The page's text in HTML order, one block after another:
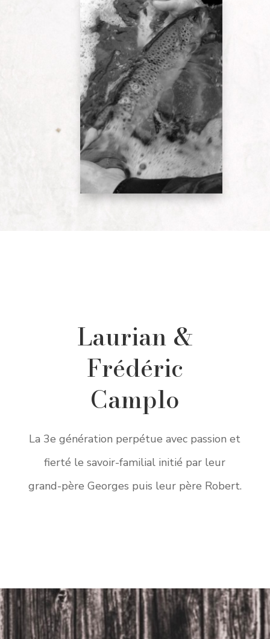
Laurian &
Frédéric
Camplo
La 3e génération perpétue avec passion et
fierté le savoir-familial initié par leur
grand-père Georges puis leur père Robert.